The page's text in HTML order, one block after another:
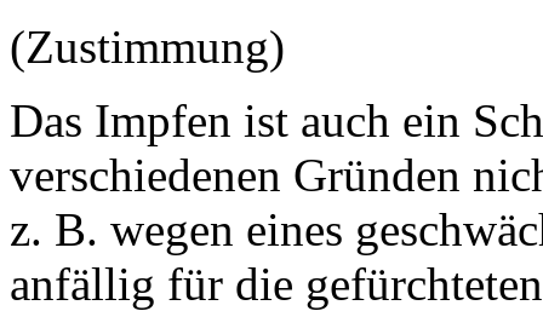
(Zustimmung)
Das Impfen ist auch ein
verschiedenen Gründen
z. B. wegen eines
anfällig für die